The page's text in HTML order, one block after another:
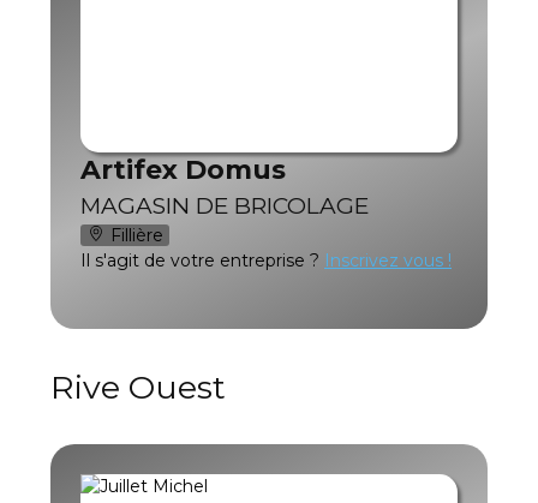
Artifex Domus
MAGASIN DE BRICOLAGE
Fillière
Il s'agit de votre entreprise ? Inscrivez vous !
Rive Ouest